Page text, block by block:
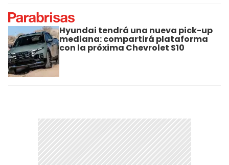
Hyundai tendrá una nueva pick-up
mediana: compartirá plataforma
con la próxima Chevrolet S10